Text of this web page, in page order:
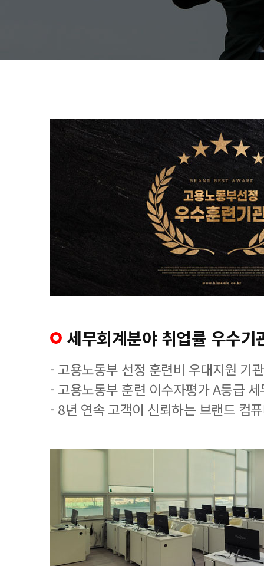
세무회계분야 취업률 우수기
- 고용노동부 선정 훈련비 우대지원 기관
- 고용노동부 훈련 이수자평가 A등급
- 8년 연속 고객이 신뢰하는 브랜드 컴